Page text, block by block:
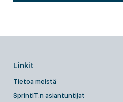
Linkit
Tietoa meistä
SprintIT:n asiantuntijat